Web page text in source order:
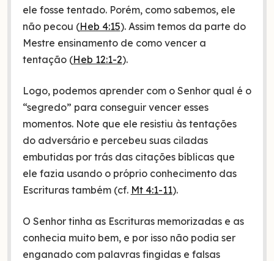
ele fosse tentado. Porém, como sabemos, ele
não pecou (Heb 4:15). Assim temos da parte do
Mestre ensinamento de como vencer a
tentação (Heb 12:1-2).
Logo, podemos aprender com o Senhor qual é o
“segredo” para conseguir vencer esses
momentos. Note que ele resistiu às tentações
do adversário e percebeu suas ciladas
embutidas por trás das citações bíblicas que
ele fazia usando o próprio conhecimento das
Escrituras também (cf. Mt 4:1-11).
O Senhor tinha as Escrituras memorizadas e as
conhecia muito bem, e por isso não podia ser
enganado com palavras fingidas e falsas